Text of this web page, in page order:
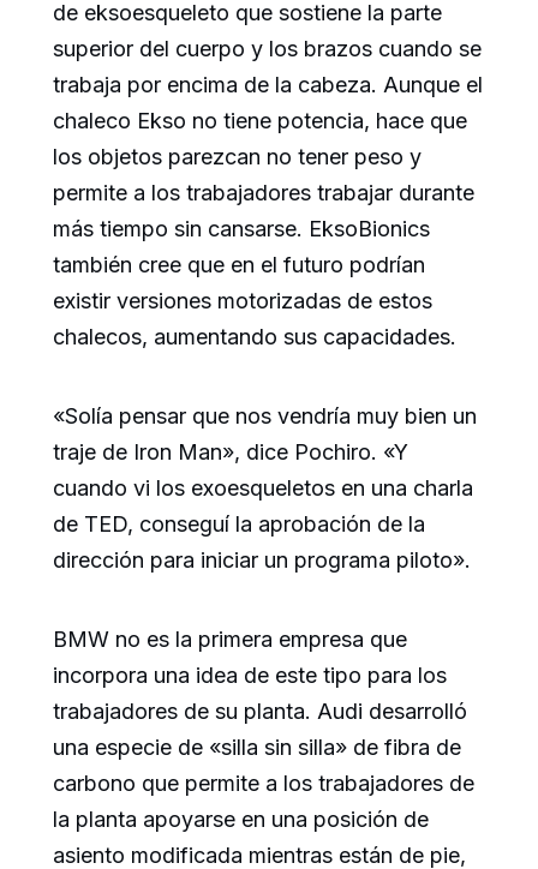
de eksoesqueleto que sostiene la parte
superior del cuerpo y los brazos cuando se
trabaja por encima de la cabeza. Aunque el
chaleco Ekso no tiene potencia, hace que
los objetos parezcan no tener peso y
permite a los trabajadores trabajar durante
más tiempo sin cansarse. EksoBionics
también cree que en el futuro podrían
existir versiones motorizadas de estos
chalecos, aumentando sus capacidades.
«Solía pensar que nos vendría muy bien un
traje de Iron Man», dice Pochiro. «Y
cuando vi los exoesqueletos en una charla
de TED, conseguí la aprobación de la
dirección para iniciar un programa piloto».
BMW no es la primera empresa que
incorpora una idea de este tipo para los
trabajadores de su planta. Audi desarrolló
una especie de «silla sin silla» de fibra de
carbono que permite a los trabajadores de
la planta apoyarse en una posición de
asiento modificada mientras están de pie,